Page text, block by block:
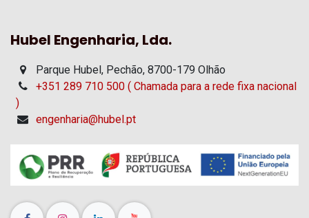
Hubel Engenharia, Lda.
Parque Hubel, Pechão, 8700-179 Olhão
+351 289 710 500 ( Chamada para a rede fixa nacional
)
engenharia@hubel.pt